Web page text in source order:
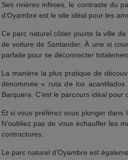
Ses rivières infinies, le contraste du
d’Oyambre est le site idéal pour les
Ce parc naturel côtier jouxte la ville
de voiture de Santander. À une si
parfaite pour se déconnecter
La manière la plus pratique de
dénommée « ruta de los
Barquera. C’est le parcours idéal
Et si vous préférez vous plonger dans
N’oubliez pas de vous échauffer les
contractures.
Le parc naturel d’Oyambre est